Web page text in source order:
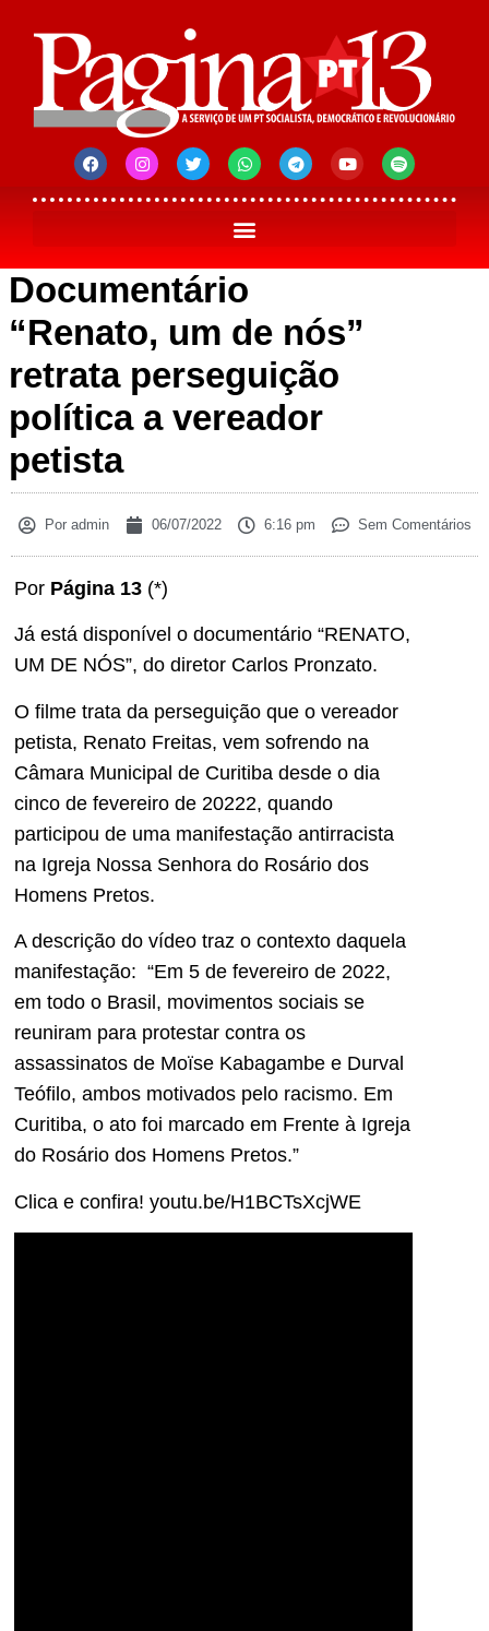
Documentário
“Renato, um de nós”
retrata perseguição
política a vereador
petista
Poradmin 06/07/2022 6:16 pm Sem Comentários
Por Página 13 (*)
Já está disponível o documentário “RENATO,
UM DE NÓS”, do diretor Carlos Pronzato.
O filme trata da perseguição que o vereador
petista, Renato Freitas, vem sofrendo na
Câmara Municipal de Curitiba desde o dia
cinco de fevereiro de 20222, quando
participou de uma manifestação antirracista
na Igreja Nossa Senhora do Rosário dos
Homens Pretos.
A descrição do vídeo traz o contexto daquela
manifestação: “Em 5 de fevereiro de 2022,
em todo o Brasil, movimentos sociais se
reuniram para protestar contra os
assassinatos de Moïse Kabagambe e Durval
Teófilo, ambos motivados pelo racismo. Em
Curitiba, o ato foi marcado em Frente à Igreja
do Rosário dos Homens Pretos.”
Clica e confira! youtu.be/H1BCTsXcjWE